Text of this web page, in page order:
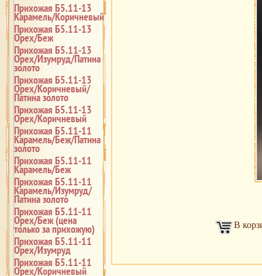
Прихожая Б5.11-13
Карамель/Коричневый
Прихожая Б5.11-13
Орех/Беж
Прихожая Б5.11-13
Орех/Изумруд/Патина
золото
Прихожая Б5.11-13
Орех/Коричневый/
Патина золото
Прихожая Б5.11-13
Орех/Коричневый
Прихожая Б5.11-11
Карамель/Беж/Патина
золото
Прихожая Б5.11-11
Карамель/Беж
Прихожая Б5.11-11
Карамель/Изумруд/
Патина золото
Прихожая Б5.11-11
Орех/Беж (цена
только за прихожую)
Прихожая Б5.11-11
Орех/Изумруд
Прихожая Б5.11-11
Орех/Коричневый
В